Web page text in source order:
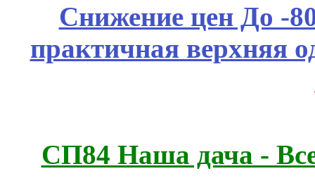
Снижение цен До -
практичная верхняя
СП84 Наша дача -